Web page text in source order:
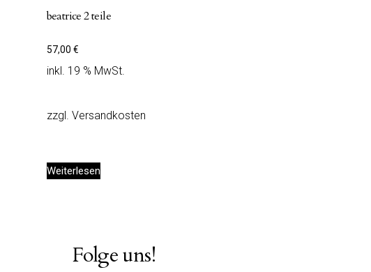
beatrice 2 teile
57,00 €
inkl. 19 % MwSt.
zzgl. Versandkosten
Weiterlesen
Folge uns!